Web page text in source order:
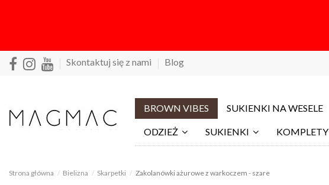
Skontaktuj się z nami Blog
BROWN VIBES SUKIENKI NA WESELE
ODZIEŻ SUKIENKI KOMPLETY
Strona główna Bielizna Skarpetki Zakolanówki ażurowe z warkoczem - szare